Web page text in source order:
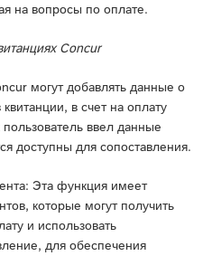
на вопросы по оплате.
Concur
могут добавлять данные о
в счет на оплату
ввел данные
доступны для сопоставления.
Эта функция имеет
которые могут получить
и использовать
для обеспечения